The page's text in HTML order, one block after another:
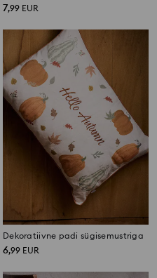
7,99 EUR
Dekoratiivne padi sügisemustriga
6,99 EUR